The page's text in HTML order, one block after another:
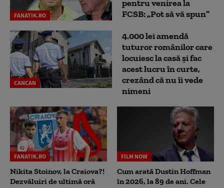
FANATIK.RO
pentru venirea la
FCSB: „Pot să vă spun”
CANCAN
4.000 lei amendă
tuturor românilor care
locuiesc la casă și fac
acest lucru în curte,
crezând că nu îi vede
nimeni
FANATIK.RO
Nikita Stoinov, la Craiova?!
Dezvăluiri de ultimă oră
FILM NOW
Cum arată Dustin Hoffman
în 2026, la 89 de ani. Cele